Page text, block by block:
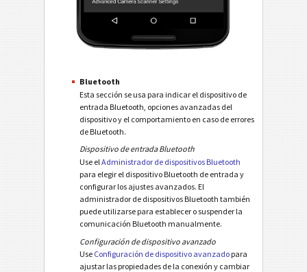
Bluetooth
Esta sección se usa para indicar el dispositivo de
entrada Bluetooth, opciones avanzadas del
dispositivo y el comportamiento en caso de errores
de Bluetooth.
Dispositivo de entrada Bluetooth
Use el Administrador de dispositivos Bluetooth
para elegir el dispositivo Bluetooth de entrada y
configurar los ajustes avanzados. El
administrador de dispositivos Bluetooth también
puede utilizarse para establecer o suspender la
comunicación Bluetooth manualmente.
Configuración de dispositivo avanzado
Use Configuración de dispositivo avanzado para
ajustar las propiedades de la conexión y cambiar